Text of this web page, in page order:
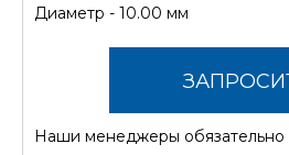
Диаметр - 10.00 мм
Наши менеджеры обязательно